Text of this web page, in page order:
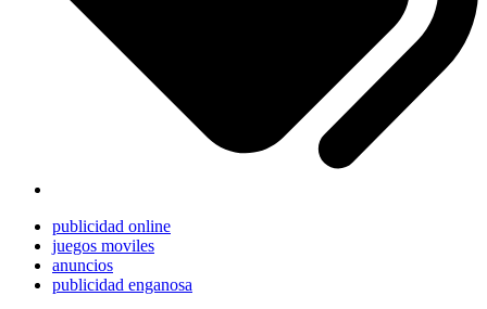
publicidad online
juegos moviles
anuncios
publicidad enganosa